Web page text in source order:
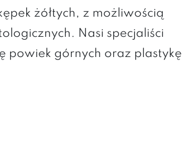
żółtych, z możliwością
Nasi specjaliści
powiek górnych oraz plastykę